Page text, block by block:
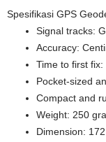
Spesifikasi GPS
Signal tracks:
Accuracy:
Time to first
Pocket-sized
Compact and
Weight: 250
Dimension: